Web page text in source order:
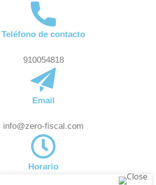
Teléfono de contacto
910054818
Email
info@zero-fiscal.com
Horario